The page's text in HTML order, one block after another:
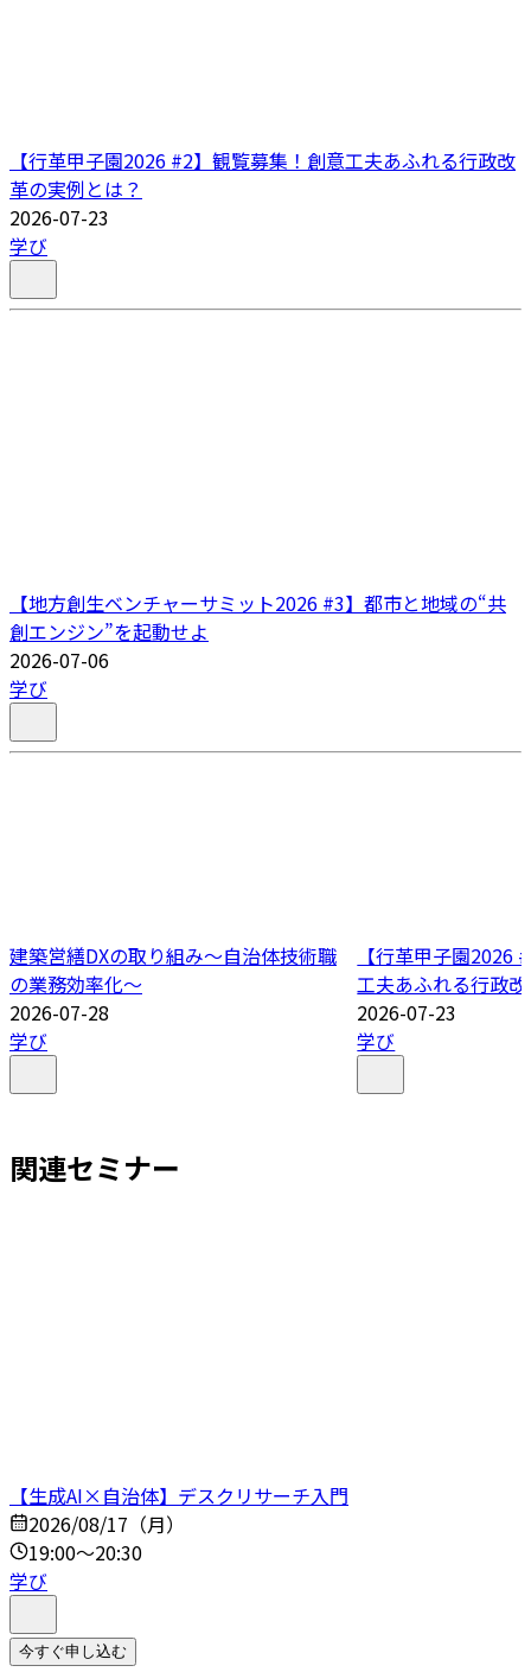
【行革甲子園2026 #2】観覧募集！創意工夫あふれる行政改
革の実例とは？
2026-07-23
学び
【地方創生ベンチャーサミット2026 #3】都市と地域の“共
創エンジン”を起動せよ
2026-07-06
学び
建築営繕DXの取り組み～自治体技術職
の業務効率化～
2026-07-28
学び
【行革甲子園2026
工夫あふれる行政
2026-07-23
学び
関連セミナー
【生成AI×自治体】デスクリサーチ入門
2026/08/17（月）
19:00～20:30
学び
今すぐ申し込む